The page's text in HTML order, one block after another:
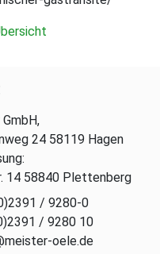
24 58119 Hagen
14 58840 Plettenberg
/ 9280-0
/ 9280 10
oele.de